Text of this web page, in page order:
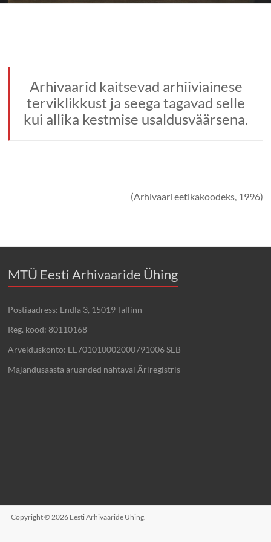
Arhivaarid kaitsevad arhiiviainese
terviklikkust ja seega tagavad selle
kui allika kestmise usaldusväärsena.
(Arhivaari eetikakoodeks, 1996)
MTÜ Eesti Arhivaaride Ühing
Postiaadress: Endla 3, 15019 Tallinn
Reg. kood: 80110168
Arvelduskonto: EE701010002000791006 SEB
Majandusaasta aruanded nähtaval Äriregistris